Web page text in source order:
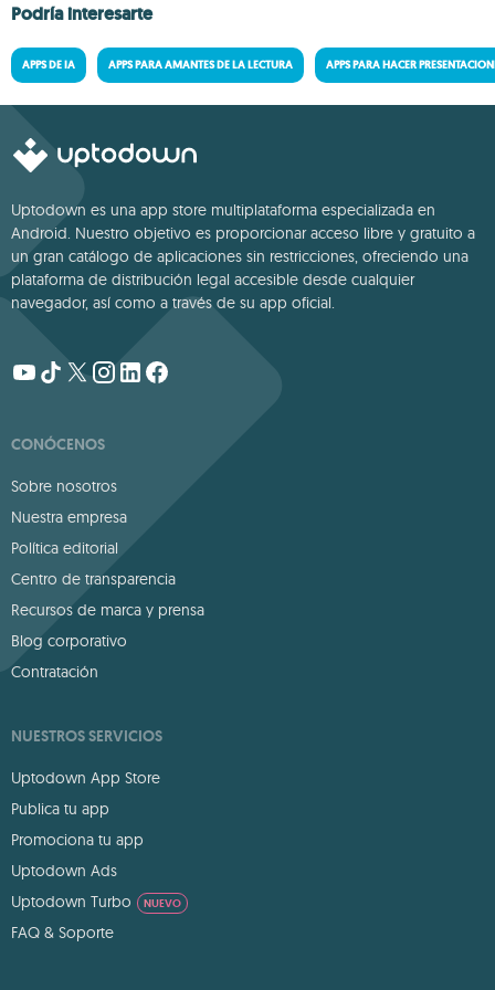
Podría interesarte
APPS DE IA APPS PARA AMANTES DE LA LECTURA APPS PARA HACER
Uptodown es una app store multiplataforma especializada en
Android. Nuestro objetivo es proporcionar acceso libre y gratuito a
un gran catálogo de aplicaciones sin restricciones, ofreciendo una
plataforma de distribución legal accesible desde cualquier
navegador, así como a través de su app oficial.
CONÓCENOS
Sobre nosotros
Nuestra empresa
Política editorial
Centro de transparencia
Recursos de marca y prensa
Blog corporativo
Contratación
NUESTROS SERVICIOS
Uptodown App Store
Publica tu app
Promociona tu app
Uptodown Ads
Uptodown Turbo
NUEVO
FAQ & Soporte